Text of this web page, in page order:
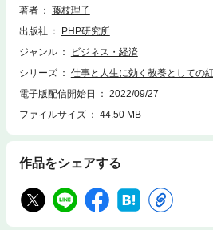
政治経済情勢まで、国際人として知っておく
は、ティータイムが政治や社交、ビジネスの
いるほどです。また、イギリスの紅茶文化で
ルメではなく、建築様式やインテリア、陶磁
ン、絵画、庭園、音楽などを、トータルで味
ート」といえるでしょう。本書では、テレ
茶の専門家」が、ビジネスに活かせてかつ、
アートを中心に知識を提供します。これまで
つけたい方に向けた、古今東西のティーワー
「紅茶エンターテインメント」。
著者
藤枝理子
出版社
PHP研究所
ジャンル
ビジネス・経済
シリーズ
仕事と人生に効く教養としての
電子版配信開始日
2022/09/27
ファイルサイズ
44.50 MB
作品をシェアする